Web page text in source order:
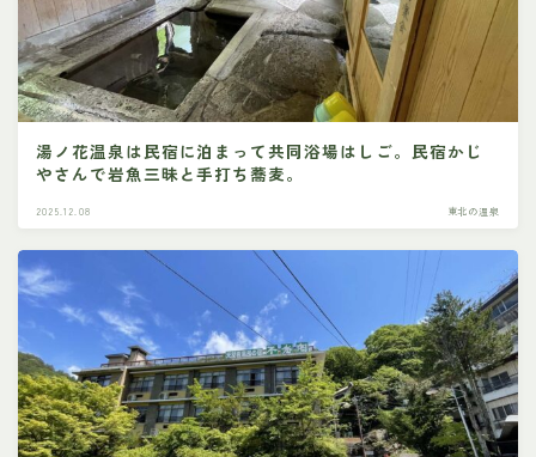
湯ノ花温泉は民宿に泊まって共同浴場はしご。民宿かじ
やさんで岩魚三昧と手打ち蕎麦。
2025.12.08 東北の温泉